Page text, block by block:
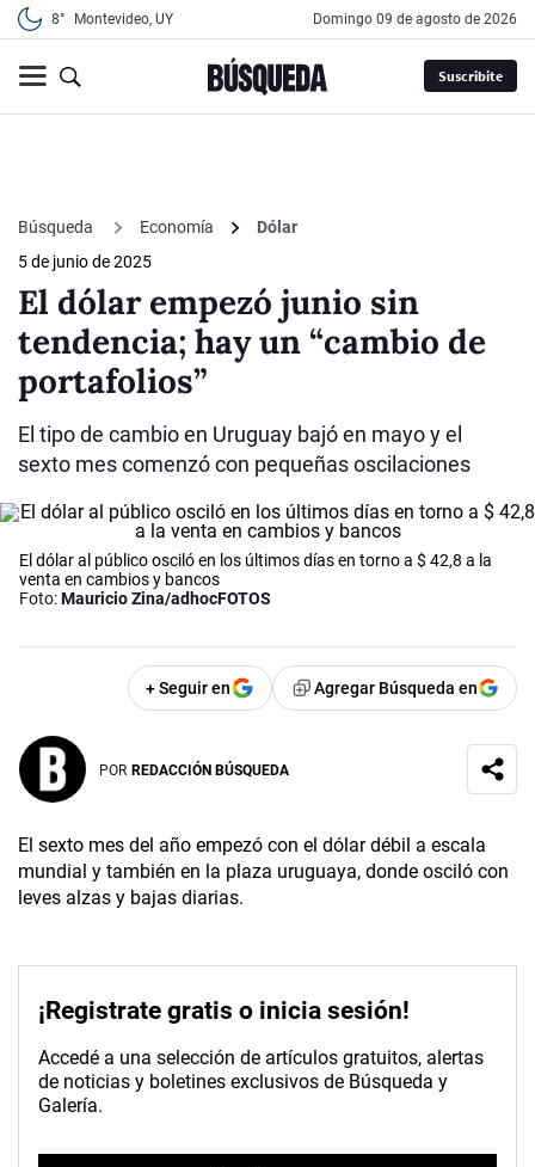
8° Montevideo, UY domingo 09 de agosto de 2026
Suscribite
Búsqueda Economía
Dólar
5 de junio de 2025
El dólar empezó junio sin
tendencia; hay un “cambio de
portafolios”
El tipo de cambio en Uruguay bajó en mayo y el
sexto mes comenzó con pequeñas oscilaciones
El dólar al público osciló en los últimos días en torno a $ 42,8 a la
venta en cambios y bancos
Foto:Mauricio Zina/adhocFOTOS
+ Seguir en Agregar Búsqueda en
POR REDACCIÓN BÚSQUEDA
El sexto mes del año empezó con el dólar débil a escala
mundial y también en la plaza uruguaya, donde osciló con
leves alzas y bajas diarias.
¡Registrate gratis o inicia sesión!
Accedé a una selección de artículos gratuitos, alertas
de noticias y boletines exclusivos de Búsqueda y
Galería.